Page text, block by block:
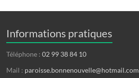
Informations pratiques
Téléphone :02 99 38 84 10
Mail : paroisse.bonnenouvelle@hotmail.com